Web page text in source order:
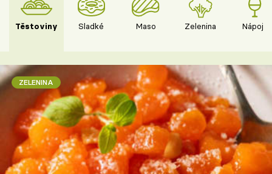
Těstoviny Sladké Maso Zelenina Nápoje
ZELENINA